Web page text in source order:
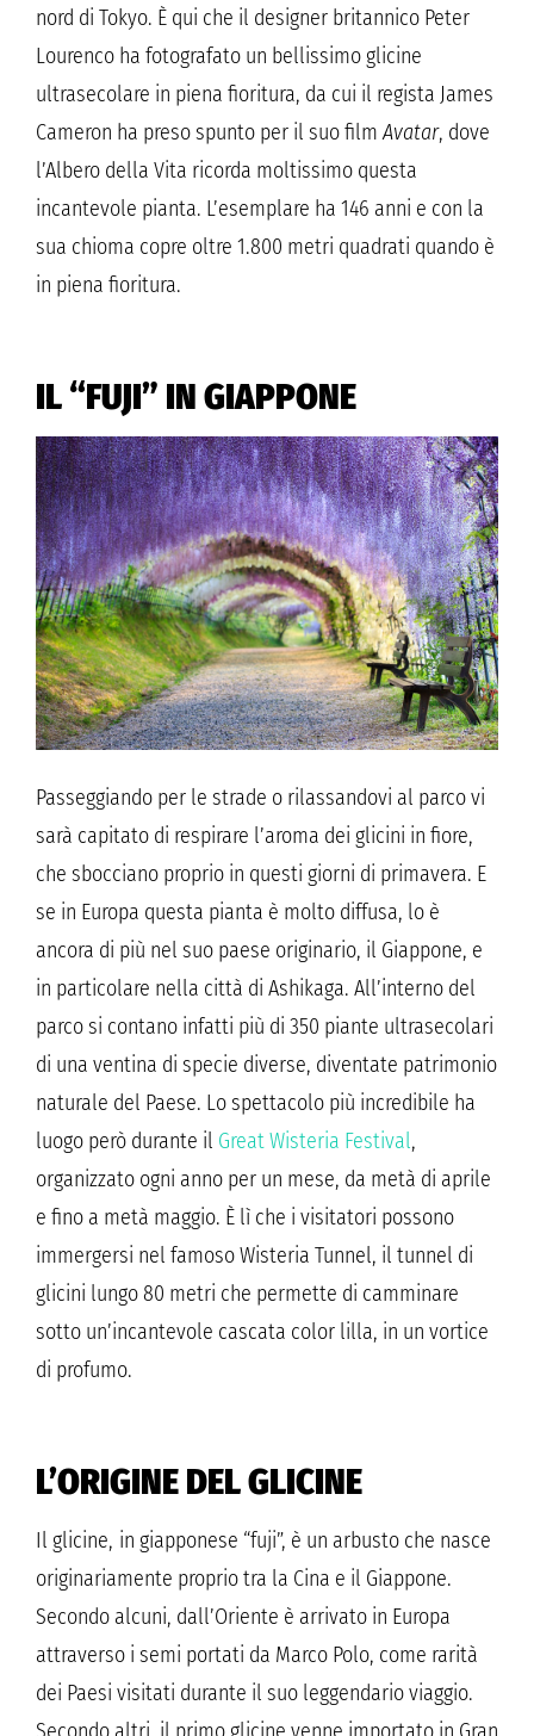
nord di Tokyo. È qui che il designer britannico Peter
Lourenco ha fotografato un bellissimo glicine
ultrasecolare in piena fioritura, da cui il regista James
Cameron ha preso spunto per il suo filmAvatar, dove
l’Albero della Vita ricorda moltissimo questa
incantevole pianta. L’esemplare ha 146 anni e con la
sua chioma copre oltre 1.800 metri quadrati quando è
in piena fioritura.
IL “FUJI” IN GIAPPONE
Passeggiando per le strade o rilassandovi al parco vi
sarà capitato di respirare l’aroma dei glicini in fiore,
che sbocciano proprio in questi giorni di primavera. E
se in Europa questa pianta è molto diffusa, lo è
ancora di più nel suo paese originario, il Giappone, e
in particolare nella città di Ashikaga. All’interno del
parco si contano infatti più di 350 piante ultrasecolari
di una ventina di specie diverse, diventate patrimonio
naturale del Paese. Lo spettacolo più incredibile ha
luogo però durante il Great Wisteria Festival,
organizzato ogni anno per un mese, da metà di aprile
e fino a metà maggio. È lì che i visitatori possono
immergersi nel famoso Wisteria Tunnel, il tunnel di
glicini lungo 80 metri che permette di camminare
sotto un’incantevole cascata color lilla, in un vortice
di profumo.
L’ORIGINE DEL GLICINE
Il glicine, in giapponese “fuji”, è un arbusto che nasce
originariamente proprio tra la Cina e il Giappone.
Secondo alcuni, dall’Oriente è arrivato in Europa
attraverso i semi portati da Marco Polo, come rarità
dei Paesi visitati durante il suo leggendario viaggio.